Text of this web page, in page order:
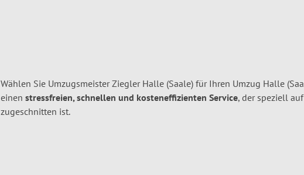
Wählen Sie Umzugsmeister Ziegler Halle (Saale) für Ihren Umzug Halle
einen stressfreien, schnellen und kosteneffizienten Service, der speziell
zugeschnitten ist.